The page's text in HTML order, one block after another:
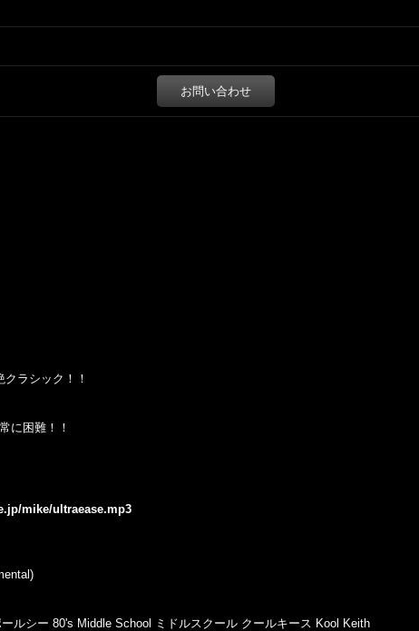
お問い合わせ
ラシック！！
に困難！！
mike/ultraease.mp3
ルシー 80's Middle School ミドルスクール クールキース Kool Keith